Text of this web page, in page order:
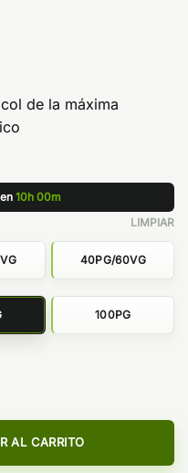
de la máxima
10h 00m
40PG/60VG
100PG
LIMPIAR
cantidad
AL CARRITO